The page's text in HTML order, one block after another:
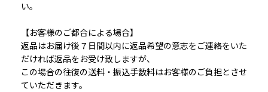
い。
【お客様のご都合による場合】
返品はお届け後７日間以内に返品希望の意志をご連絡をいた
だければ返品をお受け致しますが、
この場合の往復の送料・振込手数料はお客様のご負担とさせ
ていただきます。